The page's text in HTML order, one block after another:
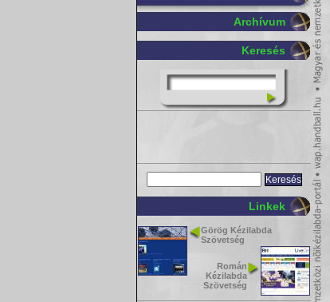
Archívum
Keresés
Linkek
Görög Kézilabda
Szövetség
Román
Kézilabda
Szövetség